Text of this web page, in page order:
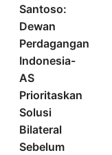
Santoso:
Dewan
Perdagangan
Indonesia-
AS
Prioritaskan
Solusi
Bilateral
Sebelum